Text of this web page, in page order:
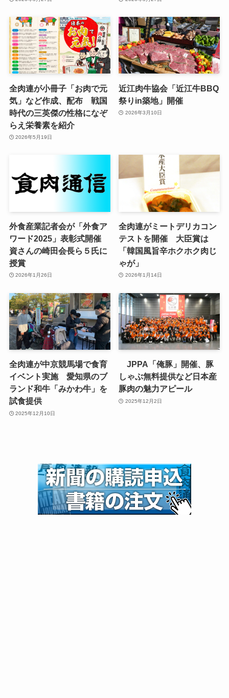
全肉連が小冊子「お肉で元
気」など作成、配布 戦国
時代の三英傑の性格になぞ
らえ栄養素を紹介
2026年5月19日
近江肉牛協会「近江牛BBQ
祭りin築地」開催
2026年3月10日
外食産業記者会が「外食ア
ワード2025」表彰式開催
資さんの崎田会長ら５氏に
授賞
2026年1月26日
全肉連がミートデリカコン
テストを開催 大臣賞は
「韓国風旨辛ホクホク肉じ
ゃが」
2026年1月14日
全肉連が中京競馬場で食育
イベント実施 愛知県のブ
ランド和牛「みかわ牛」を
試食提供
2025年12月10日
JPPA「俺豚」開催、豚
しゃぶ無料提供など日本産
豚肉の魅力アピール
2025年12月2日